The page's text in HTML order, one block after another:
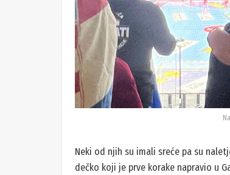
Neki od njih su imali sreće pa su
dečko koji je prve korake napravio u